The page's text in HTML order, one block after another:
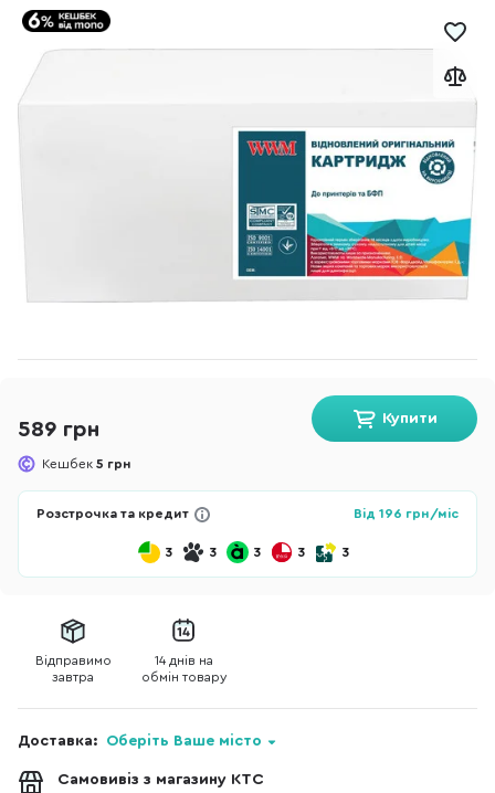
589 грн
Кешбек 5 грн
Купити
Розстрочка та кредит Від 196 грн/міс
3 3 3 3 3
Відправимо
завтра
14 днів на
обмін товару
Доставка: Оберіть Ваше місто
Самовивіз з магазину КТС